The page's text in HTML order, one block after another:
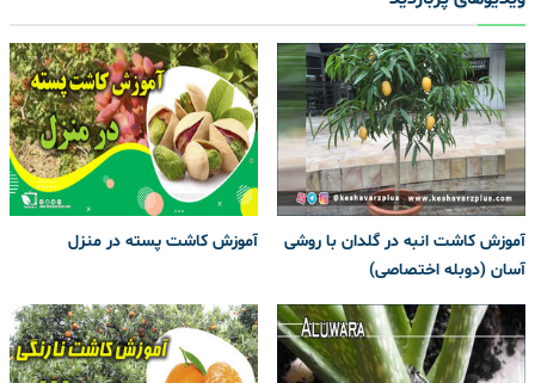
آموزش کاشت انبه در گلدان با روشی
آسان (دوبله اختصاصی)
آموزش کاشت پسته در منزل